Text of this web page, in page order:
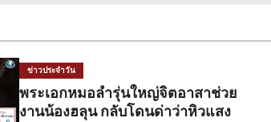
ข่าวประจำวัน
พระเอกหมอลำรุ่นใหญ่จิตอาสาช่วย
งานน้องฮลุน กลับโดนด่าว่าหิวแสง